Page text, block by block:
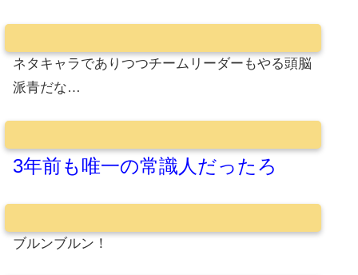
ネタキャラでありつつチームリーダーもやる頭脳
派青だな…
3年前も唯一の常識人だったろ
ブルンブルン！